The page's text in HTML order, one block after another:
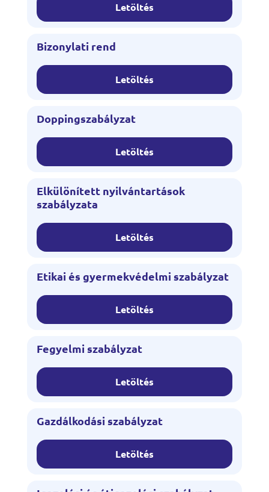
Letöltés
Bizonylati rend
Letöltés
Doppingszabályzat
Letöltés
Elkülönített nyilvántartások
szabályzata
Letöltés
Etikai és gyermekvédelmi szabályzat
Letöltés
Fegyelmi szabályzat
Letöltés
Gazdálkodási szabályzat
Letöltés